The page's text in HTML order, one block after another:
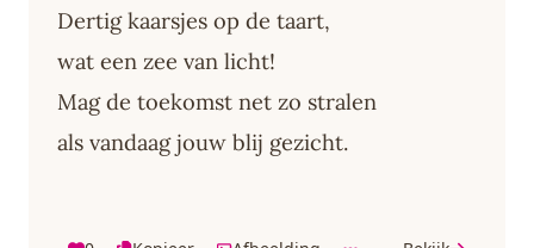
Dertig kaarsjes op de taart,
wat een zee van licht!
Mag de toekomst net zo stralen
als vandaag jouw blij gezicht.